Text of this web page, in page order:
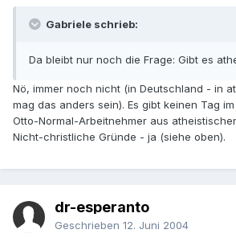
Gabriele schrieb:
Da bleibt nur noch die Frage: Gibt es
Nö, immer noch nicht (in Deutschland - in
mag das anders sein). Es gibt keinen Tag
Otto-Normal-Arbeitnehmer aus
Nicht-christliche Gründe - ja (siehe oben).
dr-esperanto
Geschrieben 12. Juni 2004